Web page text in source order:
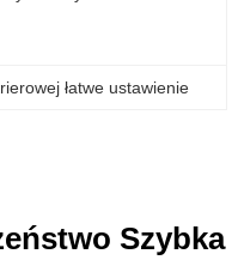
łatwe ustawienie
Szybka